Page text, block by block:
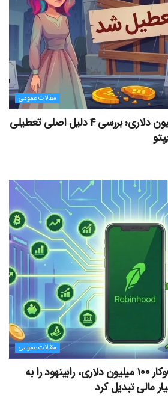
مقالات عمومی
پایان تلخ پروژه‌های میلیون دلاری؛ بررسی ۴ دلیل اصلی تعطیلی
مقالات عمومی
درخشش ۱۳ خط کسب‌وکار ۱۰۰ میلیون دلاری، رابینهود را به
مالی تبدیل کرد